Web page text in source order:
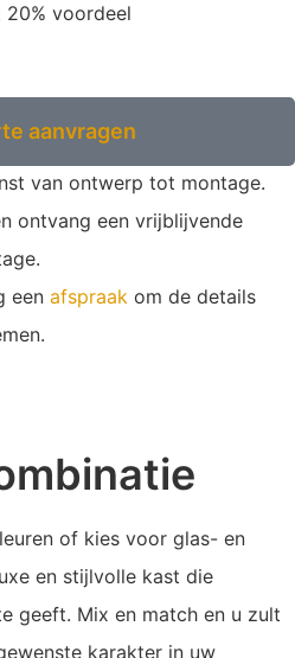
20% voordeel
van ontwerp tot montage.
ontvang een vrijblijvende
een afspraak om de details
aanvragen
of kies voor glas- en
en stijlvolle kast die
geeft. Mix en match en u zult
karakter in uw